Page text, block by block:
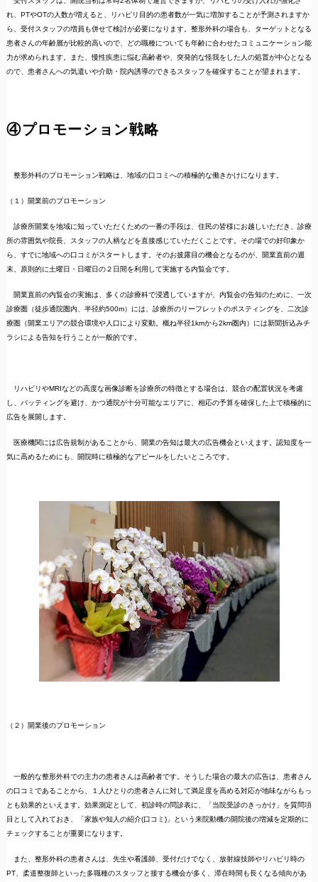
れ、PTやOTの人数が増えると、リハビリ目的の患者数が一気に増加することが予測されますか
ら、受付スタッフの増員も併せて検討が必要になります。整形外科の場合も、ターゲットとなる
患者さんの年齢層が比較的高いので、どの職種についても年齢に合わせたコミュニケーション能
力が求められます。また、慢性疾患に悩む高齢者や、突発的な怪我をした人の処置が中心となる
ので、患者さんへの気遣いや介助・院内誘導のできるスタッフを確保することが望まれます。
④プロモーション戦略
整形外科のプロモーション戦略は、地域の口コミへの積極的な働きかけになります。
（１）開業前のプロモーション
診療所開業を地域に知っていただくための一番の手段は、住民の皆様にお越しいただき、診療
所の雰囲気や院長、スタッフの人柄などを直接感じていただくことです。その場での好印象か
ら、すでに地域への口コミがスタートします。そのお披露目の機会となるのが、開業直前の週
末、原則的に土曜日・日曜日の２日間を利用して実施する内覧会です。
開業直前の内覧会の実施は、多くの診療科で浸透していますが、内覧会の告知のために、一次
診療圏（徒歩通院圏内、半径約500m）には、診療所のリーフレットのポスティングを、二次診
療圏（開業エリアの競合環境や人口により変動。概ね半径1kmから2km圏内）には新聞折込みチ
ラシによる告知を行うことが一般的です。
リハビリやMRIなどの高度な画像診断を診療所の特徴とする場合は、競合の配置状況を考慮
し、バッティングを避け、かつ通院が十分可能なエリアに、相応の予算を確保した上で積極的に
広告を展開します。
医療機関には広告規制があることから、開業の告知は最大の広告機会といえます。認知度を一
気に高めるためにも、開院時に積極的なアピールをしたいところです。
（２）開業後のプロモーション
一般的な整形外科での主力の患者さんは高齢者です。そうした場合の最大の広告は、患者さん
の口コミであることから、１人ひとりの患者さんに対して満足度を高める対応が地味ながらもっ
とも効果的といえます。効果測定として、初診時の問診表に、「当院受診のきっかけ」を質問項
目として入れておき、「家族や知人の紹介(口コミ)」という来院動機の開院後の増減を定期的に
チェックすることが重要になります。
また、整形外科の患者さんは、先生や看護師、受付だけでなく、放射線技師やリハビリ時の
PT、柔道整復師といった多職種のスタッフと接する機会が多く、滞在時間も長くなる傾向があ